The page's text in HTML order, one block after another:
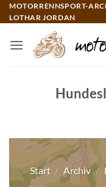
Zum
Inhalt
MOTORRENNSPORT-
LOTHAR JORDAN
Start / Archiv /